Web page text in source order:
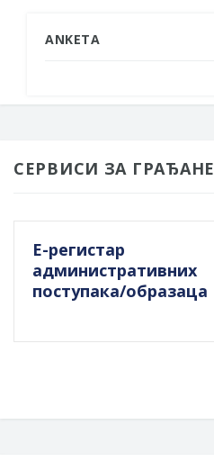
ANKETA
СЕРВИСИ ЗА ГРАЂАНЕ
Е-регистар
административних
поступака/образаца